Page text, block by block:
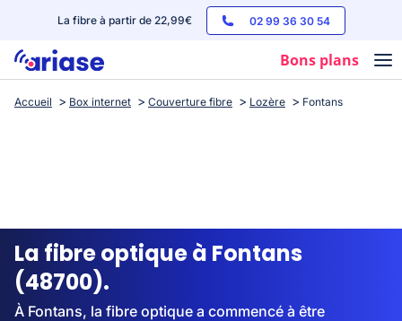
La fibre à partir de 22,99€ 02 99 36 30 54
Bons plans
Box internet
Streaming
Accueil Box internet Couverture fibre Lozère Fontans
La fibre optique à Fontans
(48700).
À Fontans, la fibre optique a commencé à être